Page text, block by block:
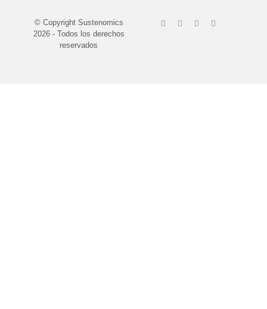
© Copyright Sustenomics
2026 - Todos los derechos
reservados